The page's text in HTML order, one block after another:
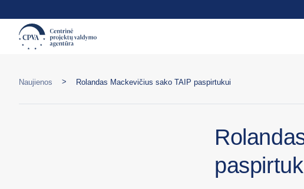
Naujienos > Rolandas Mackevičius sako TAIP paspirtukui